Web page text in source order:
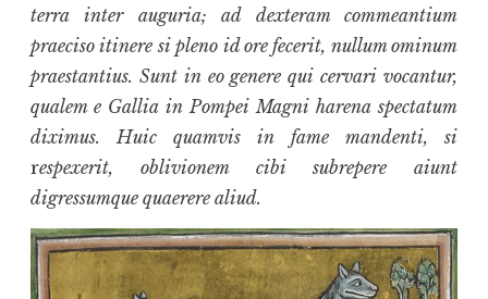
terra inter auguria; ad dexteram commeantium
praeciso itinere si pleno id ore fecerit, nullum ominum
praestantius. Sunt in eo genere qui cervari vocantur,
qualem e Gallia in Pompei Magni harena spectatum
diximus. Huic quamvis in fame mandenti, si
respexerit, oblivionem cibi subrepere aiunt
digressumque quaerere aliud.